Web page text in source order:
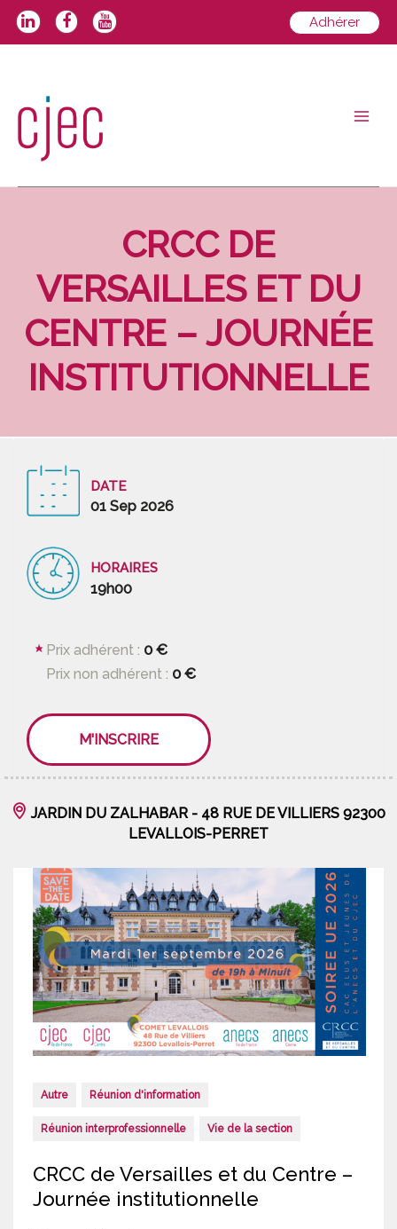
Aller
Adhérer
CRCC DE
VERSAILLES ET DU
CENTRE – JOURNÉE
INSTITUTIONNELLE
DATE
01 Sep 2026
HORAIRES
19h00
Prix adhérent : 0 €
Prix non adhérent : 0 €
M'INSCRIRE
JARDIN DU ZALHABAR - 48 RUE DE VILLIERS 92300
LEVALLOIS-PERRET
Autre Réunion d'information
Réunion interprofessionnelle Vie de la section
CRCC de Versailles et du Centre –
Journée institutionnelle